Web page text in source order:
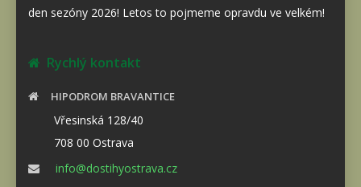
den sezóny 2026! Letos to pojmeme opravdu ve velkém!
Rychlý kontakt
HIPODROM BRAVANTICE
Vřesinská 128/40
708 00 Ostrava
info@dostihyostrava.cz